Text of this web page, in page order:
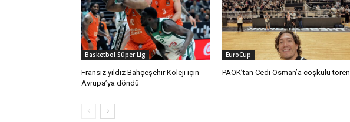
Basketbol Süper Lig
Fransız yıldız Bahçeşehir Koleji için
Avrupa’ya döndü
EuroCup
PAOK’tan Cedi Osman’a coşkulu tören